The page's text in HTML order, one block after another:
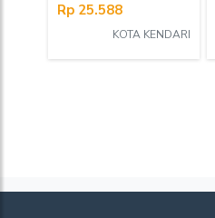
Rp 25.588
KOTA KENDARI